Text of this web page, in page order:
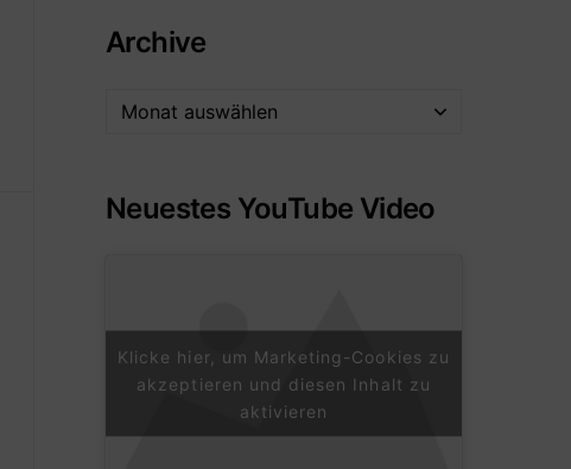
Archive
Neuestes YouTube Video
Klicke hier, um Marketing-Cookies zu
akzeptieren und diesen Inhalt zu
aktivieren